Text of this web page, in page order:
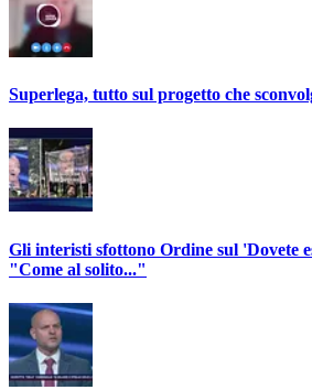
Superlega, tutto sul progetto che
Gli interisti sfottono Ordine sul 'Dovete
"Come al solito..."